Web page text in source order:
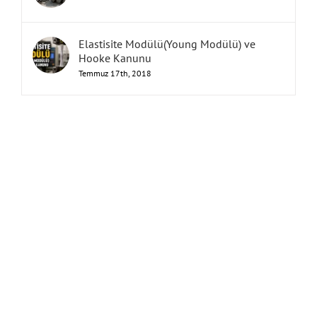
Elastisite Modülü(Young Modülü) ve
Hooke Kanunu
Temmuz 17th, 2018